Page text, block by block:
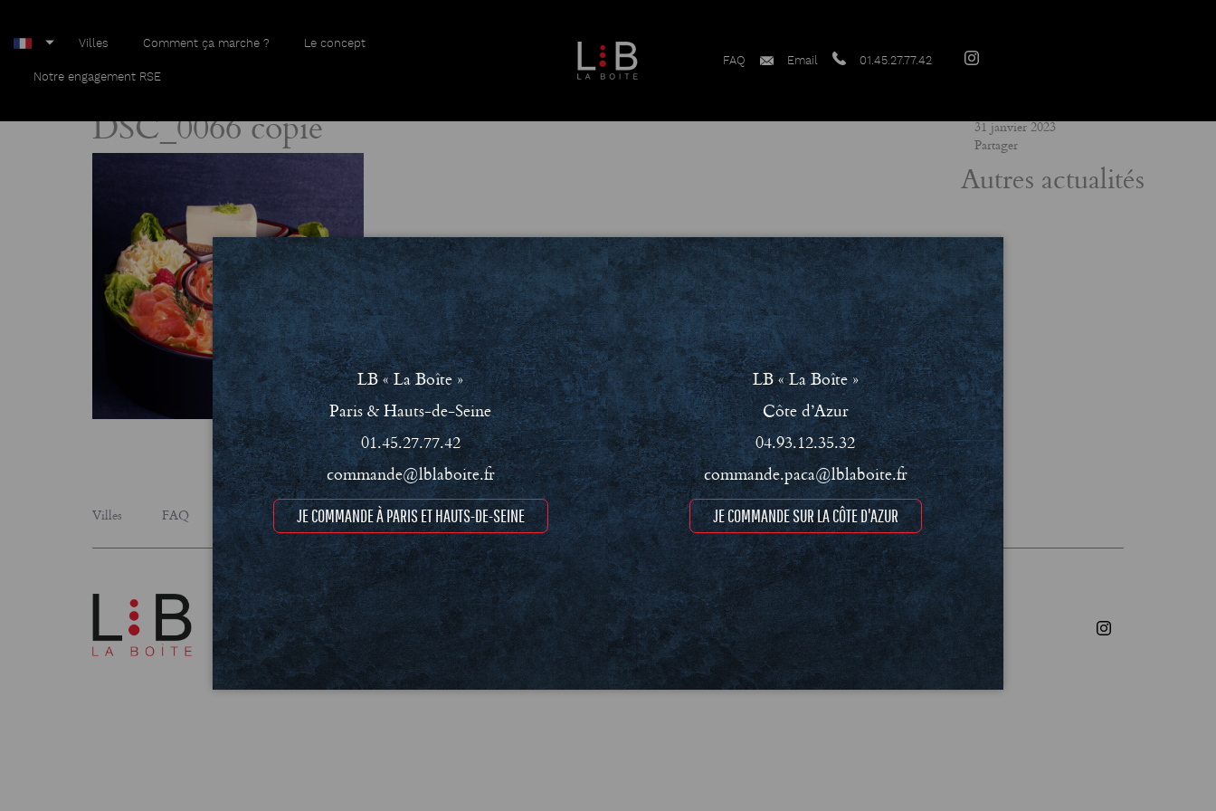
Villes Comment ça marche ? Le concept
Notre engagement RSE
FAQ Email 01.45.27.77.42
DSC_0066 copie
DSC_0066 copie
31 janvier 2023
Partager
Autres actualités
Villes FAQ Le concept Notre engagement RSE Conditions Générales de Vente (CGV) Mentions légales et Politique de confidentialité
LB « La Boîte »
Paris & Hauts-de-Seine
01.45.27.77.42
commande@lblaboite.fr
JE COMMANDE À PARIS ET HAUTS-DE-SEINE
LB « La Boîte »
Côte d’Azur
04.93.12.35.32
commande.paca@lblaboite.fr
JE COMMANDE SUR LA CÔTE D'AZUR